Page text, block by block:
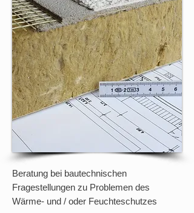
Beratung bei bautechnischen
Fragestellungen zu Problemen des
Wärme- und / oder Feuchteschutzes